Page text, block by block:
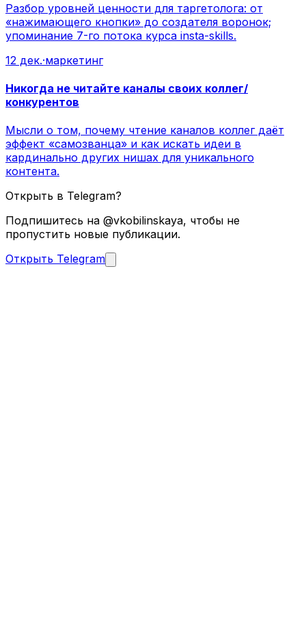
Разбор уровней ценности для таргетолога: от
«нажимающего кнопки» до создателя воронок;
упоминание 7-го потока курса insta-skills.
12 дек.·маркетинг
Никогда не читайте каналы своих коллег/
конкурентов
Мысли о том, почему чтение каналов коллег даёт
эффект «самозванца» и как искать идеи в
кардинально других нишах для уникального
контента.
Открыть в Telegram?
Подпишитесь на @vkobilinskaya, чтобы не
пропустить новые публикации.
Открыть Telegram